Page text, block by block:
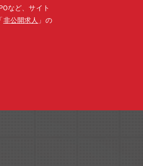
など、サイト
非公開求人 」の